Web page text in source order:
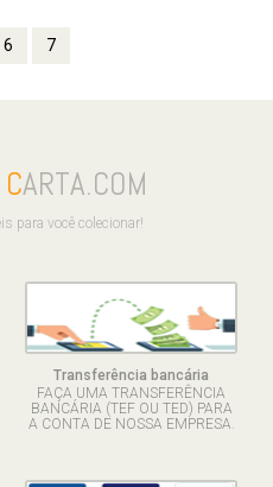
6 7
CARTA.COM
para você colecionar!
Transferência bancária
FAÇA UMA TRANSFERÊNCIA
BANCÁRIA (TEF OU TED) PARA
A CONTA DE NOSSA EMPRESA.